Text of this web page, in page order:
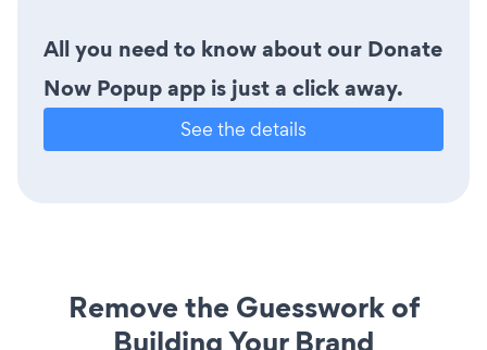
All you need to know about our Donate
Now Popup app is just a click away.
See the details
Remove the Guesswork of
Building Your Brand